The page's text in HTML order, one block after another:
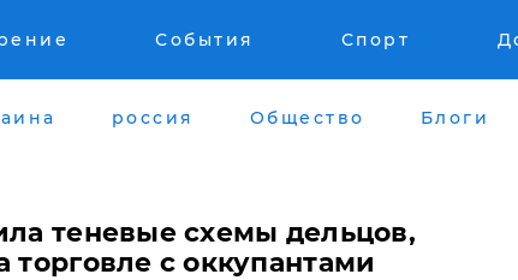
События Спорт
россия Общество Блоги
теневые схемы дельцов,
с оккупантами